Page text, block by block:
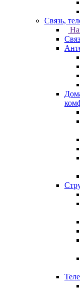
Связь,